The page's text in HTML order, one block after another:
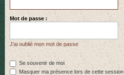
Mot de passe :
J’ai oublié mon mot de passe
Se souvenir de moi
Masquer ma présence lors de cette session